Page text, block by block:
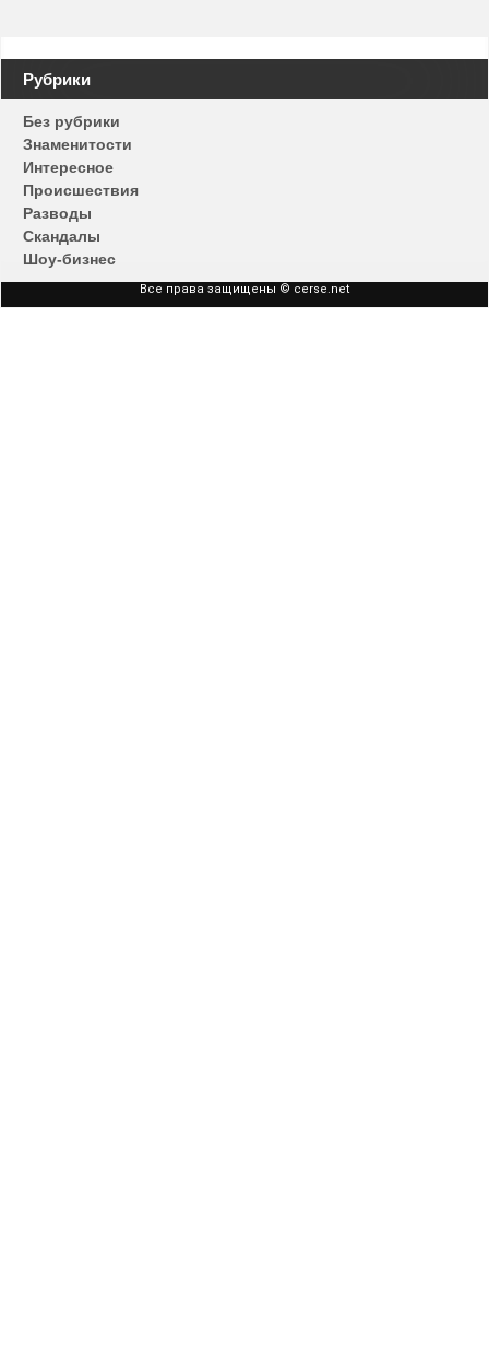
Навигация
по
записям
Рубрики
Без рубрики
Знаменитости
Интересное
Происшествия
Разводы
Скандалы
Шоу-бизнес
Все права защищены © cerse.net